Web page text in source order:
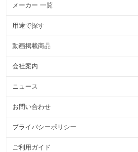
メーカー 一覧
用途で探す
動画掲載商品
会社案内
ニュース
お問い合わせ
プライバシーポリシー
ご利用ガイド